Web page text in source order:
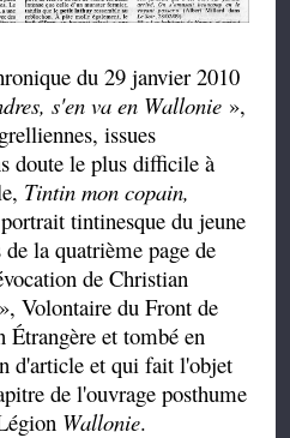
du 29 janvier 2010
s'en va en Wallonie »,
issues
doute le plus difficile à
Tintin mon copain,
tintinesque du jeune
la quatrième page de
de Christian
Volontaire du Front de
Étrangère et tombé en
d'article et qui fait l'objet
de l'ouvrage posthume
Wallonie.